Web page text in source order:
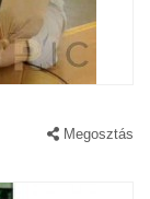
Megosztás